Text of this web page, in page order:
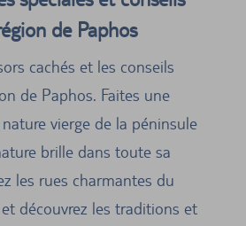
de Paphos
cachés et les conseils
de Paphos. Faites une
vierge de la péninsule
brille dans toute sa
les rues charmantes du
découvrez les traditions et